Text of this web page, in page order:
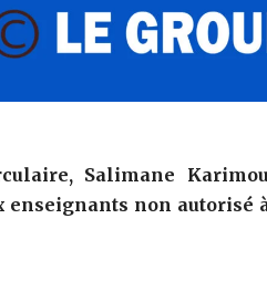
Salimane
enseignants non